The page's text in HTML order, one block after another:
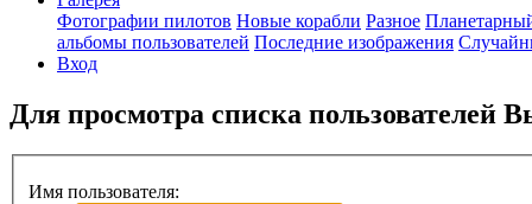
Фотографии пилотов Новые корабли Разное
альбомы пользователей Последние изображения
Вход
Для просмотра списка пользователей
Имя пользователя: